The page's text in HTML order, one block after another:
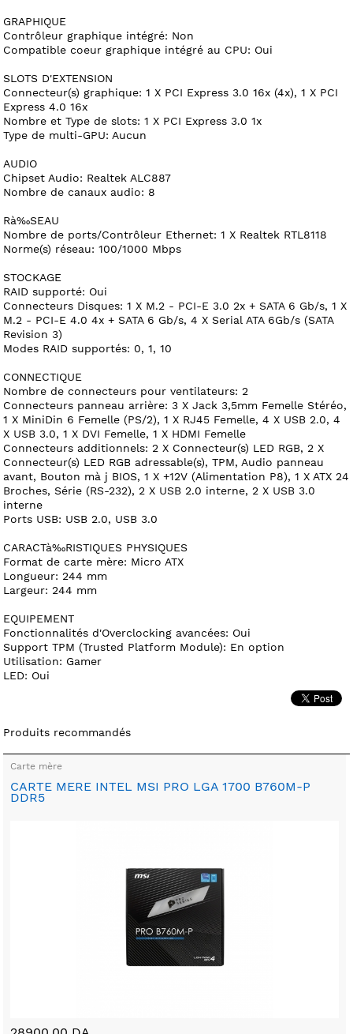
GRAPHIQUE
Contrôleur graphique intégré: Non
Compatible coeur graphique intégré au CPU: Oui
SLOTS D'EXTENSION
Connecteur(s) graphique: 1 X PCI Express 3.0 16x (4x), 1 X PCI
Express 4.0 16x
Nombre et Type de slots: 1 X PCI Express 3.0 1x
Type de multi-GPU: Aucun
AUDIO
Chipset Audio: Realtek ALC887
Nombre de canaux audio: 8
Rà‰SEAU
Nombre de ports/Contrôleur Ethernet: 1 X Realtek RTL8118
Norme(s) réseau: 100/1000 Mbps
STOCKAGE
RAID supporté: Oui
Connecteurs Disques: 1 X M.2 - PCI-E 3.0 2x + SATA 6 Gb/s, 1 X
M.2 - PCI-E 4.0 4x + SATA 6 Gb/s, 4 X Serial ATA 6Gb/s (SATA
Revision 3)
Modes RAID supportés: 0, 1, 10
CONNECTIQUE
Nombre de connecteurs pour ventilateurs: 2
Connecteurs panneau arrière: 3 X Jack 3,5mm Femelle Stéréo,
1 X MiniDin 6 Femelle (PS/2), 1 X RJ45 Femelle, 4 X USB 2.0, 4
X USB 3.0, 1 X DVI Femelle, 1 X HDMI Femelle
Connecteurs additionnels: 2 X Connecteur(s) LED RGB, 2 X
Connecteur(s) LED RGB adressable(s), TPM, Audio panneau
avant, Bouton mà j BIOS, 1 X +12V (Alimentation P8), 1 X ATX 24
Broches, Série (RS-232), 2 X USB 2.0 interne, 2 X USB 3.0
interne
Ports USB: USB 2.0, USB 3.0
CARACTà‰RISTIQUES PHYSIQUES
Format de carte mère: Micro ATX
Longueur: 244 mm
Largeur: 244 mm
EQUIPEMENT
Fonctionnalités d'Overclocking avancées: Oui
Support TPM (Trusted Platform Module): En option
Utilisation: Gamer
LED: Oui
Produits recommandés
Carte mère
CARTE MERE INTEL MSI PRO LGA 1700 B760M-P
DDR5